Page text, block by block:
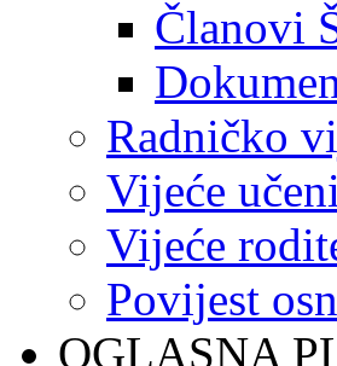
Članovi
Radničko
Vijeće
Vijeće
Povijest
OGLASNA